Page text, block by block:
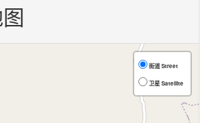
街道 Street
卫星 Satellite